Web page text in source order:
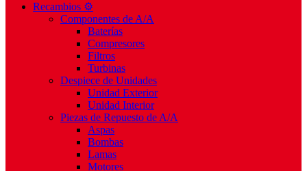
Recambios ⚙️
Componentes de A/A
Baterías
Compresores
Filtros
Turbinas
Despiece de Unidades
Unidad Exterior
Unidad Interior
Piezas de Repuesto de A/A
Aspas
Bombas
Lamas
Motores